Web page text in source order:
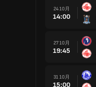
24 10月
14:00
27 10月
19:45
31 10月
15:00